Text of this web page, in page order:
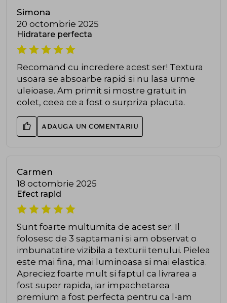
Simona
20 octombrie 2025
Hidratare perfecta
Recomand cu incredere acest ser! Textura
usoara se absoarbe rapid si nu lasa urme
uleioase. Am primit si mostre gratuit in
colet, ceea ce a fost o surpriza placuta.
ADAUGA UN COMENTARIU
Carmen
18 octombrie 2025
Efect rapid
Sunt foarte multumita de acest ser. Il
folosesc de 3 saptamani si am observat o
imbunatatire vizibila a texturii tenului. Pielea
este mai fina, mai luminoasa si mai elastica.
Apreciez foarte mult si faptul ca livrarea a
fost super rapida, iar impachetarea
premium a fost perfecta pentru ca l-am